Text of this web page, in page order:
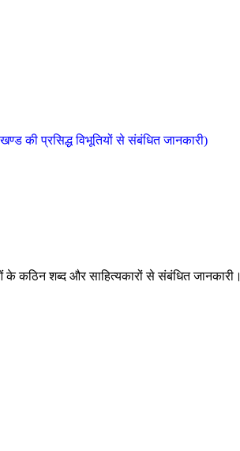
की प्रसिद्ध विभूतियों से संबंधित जानकारी)
कठिन शब्द और साहित्यकारों से संबंधित जानकारी।